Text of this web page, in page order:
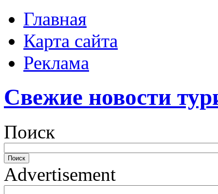
Главная
Карта сайта
Реклама
Свежие новости
Поиск
Advertisement